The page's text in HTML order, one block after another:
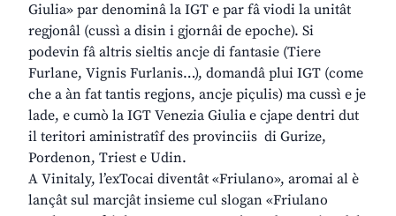
Giulia» par denominâ la IGT e par fâ viodi la unitât
regjonâl (cussì a disin i gjornâi de epoche). Si
podevin fâ altris sieltis ancje di fantasie (Tiere
Furlane, Vignis Furlanis…), domandâ plui IGT (come
che a àn fat tantis regjons, ancje piçulis) ma cussì e je
lade, e cumò la IGT Venezia Giulia e cjape dentri dut
il teritori aministratîf des provinciis di Gurize,
Pordenon, Triest e Udin.
A Vinitaly, l’exTocai diventât «Friulano», aromai al è
lançât sul marcjât insieme cul slogan «Friulano